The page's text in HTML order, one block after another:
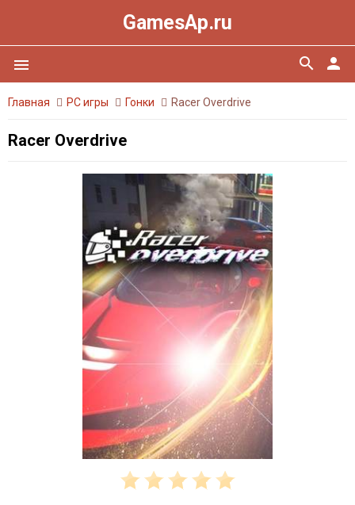
GamesAp.ru
menu person
search
Главная PC игры Гонки Racer Overdrive
Racer Overdrive